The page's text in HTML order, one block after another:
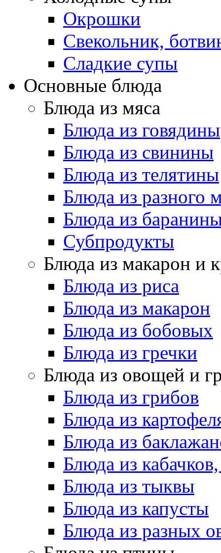
Окрошки
Свекольник,
Cладкие супы
Основные блюда
Блюда из мяса
Блюда из говядины
Блюда из свинины
Блюда из телятины
Блюда из разного
Блюда из
Субпродукты
Блюда из макарон и
Блюда из риса
Блюда из макарон
Блюда из бобовых
Блюда из гречки
Блюда из овощей и
Блюда из грибов
Блюда из
Блюда из
Блюда из
Блюда из тыквы
Блюда из капусты
Блюда из разных